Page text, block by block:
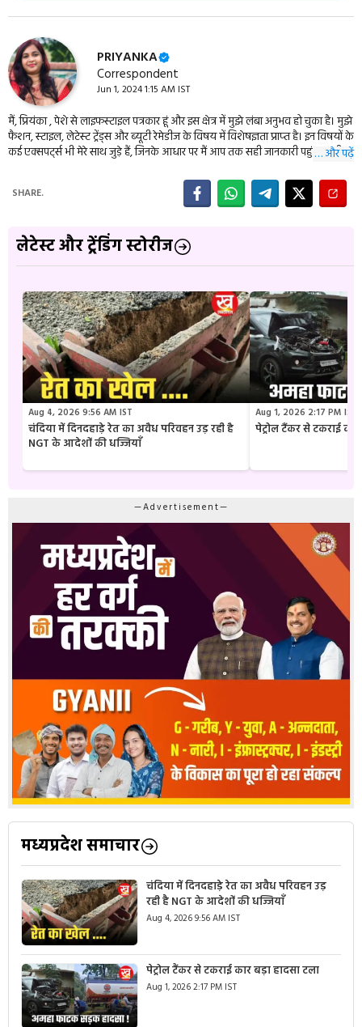
PRIYANKA
Correspondent
Jun 1, 2024 1:15 AM IST
मैं, प्रियंका , पेशे से लाइफस्‍टाइल पत्रकार हूं और इस क्षेत्र में मुझे लंबा अनुभव हो चुका है। मुझे
फैशन, स्‍टाइल, लेटेस्‍ट ट्रेंड्स और ब्‍यूटी रेमेडीज के विषय में विशेषज्ञता प्राप्‍त है। इन विषयों के
कई एक्‍सपर्ट्स भी मेरे साथ जुड़े हैं, जिनके आधार पर मैं आप तक सही जानकारी पहुंचा पाती हूं।
मेरी बताई टिप्‍स आपको हरपल अप-टू-डेट रहने और अपकी लाइफस्‍टाइल को स्‍टाइलिश बनाने
में मदद करेंगी।
… और पढ़ें
SHARE.
लेटेस्ट और ट्रेंडिंग स्टोरीज
Aug 4, 2026 9:56 AM IST
चंदिया में दिनदहाड़े रेत का अवैध परिवहन उड़ रही है
NGT के आदेशों की धज्जियाँ
Aug 1, 2026 2:17 PM IST
पेट्रोल टैंकर से टकराई
—Advertisement—
मध्यप्रदेश समाचार
चंदिया में दिनदहाड़े रेत का अवैध परिवहन उड़
रही है NGT के आदेशों की धज्जियाँ
Aug 4, 2026 9:56 AM IST
पेट्रोल टैंकर से टकराई कार बड़ा हादसा टला
Aug 1, 2026 2:17 PM IST